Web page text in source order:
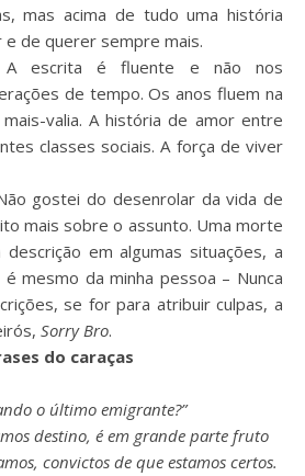
mas acima de tudo uma história
de querer sempre mais.
A escrita é fluente e não nos
de tempo. Os anos fluem na
valia. A história de amor entre
classes sociais. A força de viver
gostei do desenrolar da vida de
mais sobre o assunto. Uma morte
em algumas situações, a
mesmo da minha pessoa – Nunca
se for para atribuir culpas, a
Sorry Bro.
do caraças
o último emigrante?”
destino, é em grande parte fruto
convictos de que estamos certos.